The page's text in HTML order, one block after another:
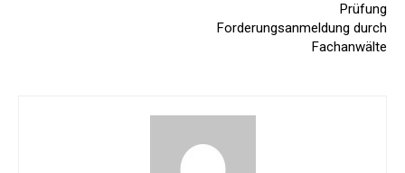
Prüfung
Forderungsanmeldung durch
Fachanwälte